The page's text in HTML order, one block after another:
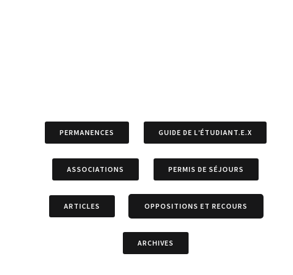
PERMANENCES GUIDE DE L’ÉTUDIANT.E.X
ASSOCIATIONS PERMIS DE SÉJOURS
ARTICLES OPPOSITIONS ET RECOURS
ARCHIVES